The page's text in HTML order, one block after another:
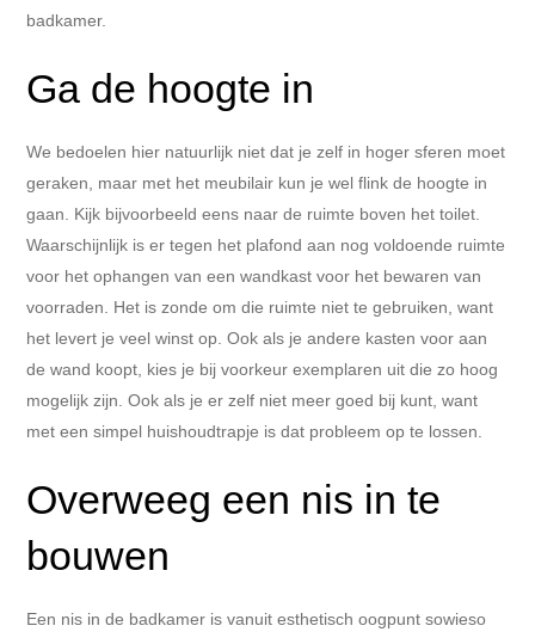
badkamer.
Ga de hoogte in
We bedoelen hier natuurlijk niet dat je zelf in hoger sferen moet
geraken, maar met het meubilair kun je wel flink de hoogte in
gaan. Kijk bijvoorbeeld eens naar de ruimte boven het toilet.
Waarschijnlijk is er tegen het plafond aan nog voldoende ruimte
voor het ophangen van een wandkast voor het bewaren van
voorraden. Het is zonde om die ruimte niet te gebruiken, want
het levert je veel winst op. Ook als je andere kasten voor aan
de wand koopt, kies je bij voorkeur exemplaren uit die zo hoog
mogelijk zijn. Ook als je er zelf niet meer goed bij kunt, want
met een simpel huishoudtrapje is dat probleem op te lossen.
Overweeg een nis in te
bouwen
Een nis in de badkamer is vanuit esthetisch oogpunt sowieso